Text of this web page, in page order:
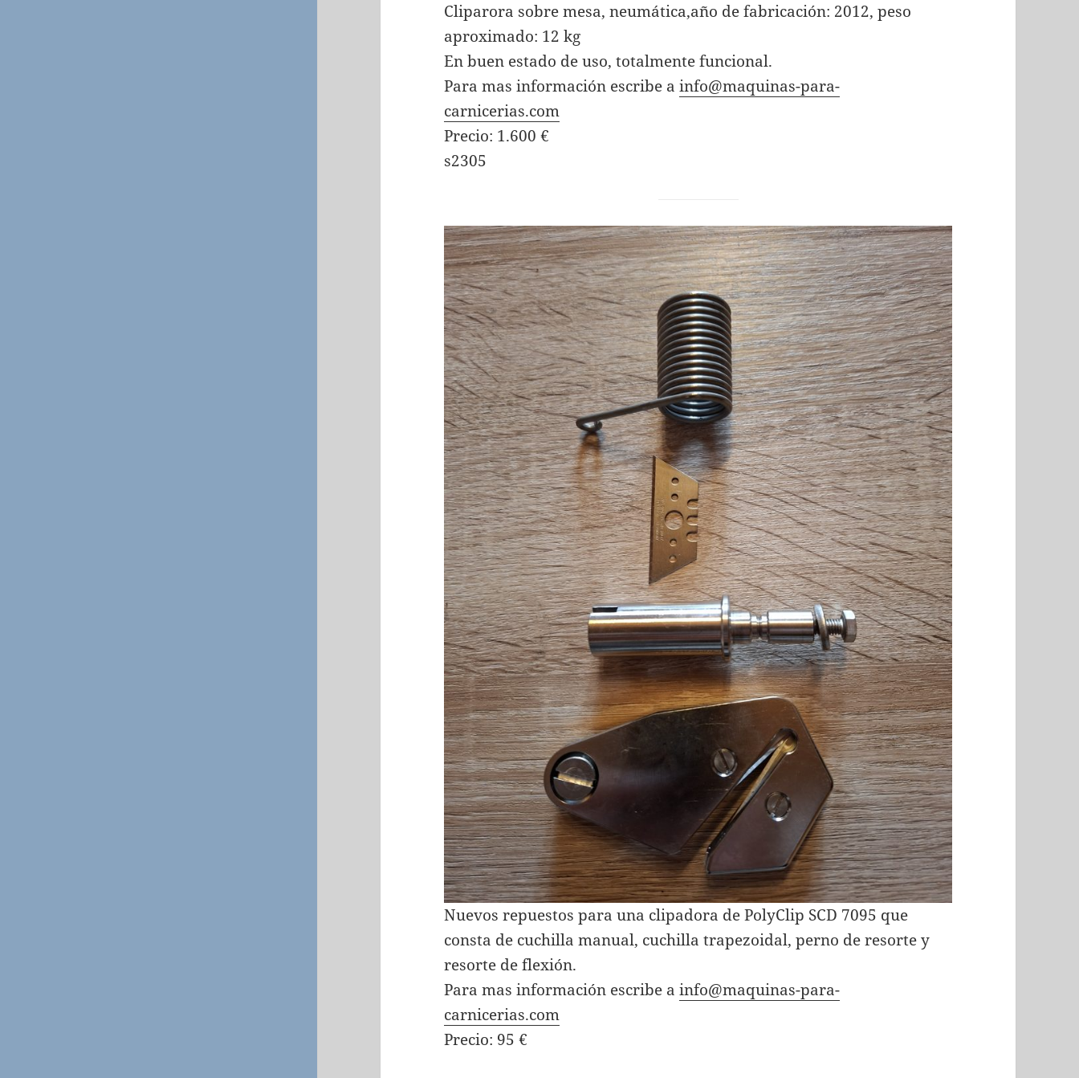
Cliparora sobre mesa, neumática,año de fabricación: 2012, peso
aproximado: 12 kg
En buen estado de uso, totalmente funcional.
Para mas información escribe ainfo@maquinas-para-
carnicerias.com
Precio: 1.600 €
s2305
Nuevos repuestos para una clipadora de PolyClip SCD 7095 que
consta de cuchilla manual, cuchilla trapezoidal, perno de resorte y
resorte de flexión.
Para mas información escribe ainfo@maquinas-para-
carnicerias.com
Precio: 95 €